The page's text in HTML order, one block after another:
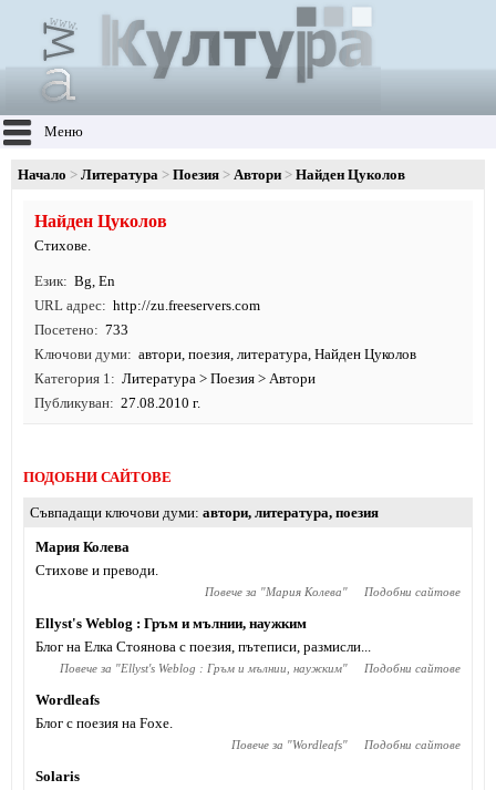
Меню
Начало Литература Поезия Автори Найден Цуколов
Найден Цуколов
Стихове.
Език Bg, En
URL адрес
http://zu.freeservers.com
Посетено
733
Ключови думи
автори, поезия, литература, Найден Цуколов
Категория 1
Литература > Поезия > Автори
Публикуван
27.08.2010 г.
ПОДОБНИ САЙТОВЕ
Съвпадащи ключови думи автори, литература, поезия
Мария Колева
Стихове и преводи.
Повече за "Мария Колева" Подобни сайтове
Ellyst's Weblog : Гръм и мълнии, наужким
Блог на Елка Стоянова с поезия, пътеписи, размисли...
Повече за "Ellyst's Weblog : Гръм и мълнии, наужким" Подобни сайтове
Wordleafs
Блог с поезия на Foxe.
Повече за "Wordleafs" Подобни сайтове
Solaris